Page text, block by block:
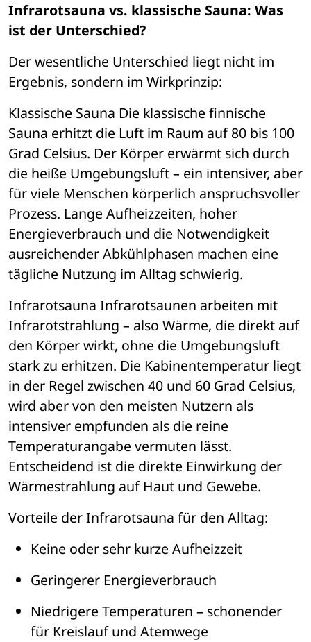
Infrarotsauna vs. klassische Sauna: Was
ist der Unterschied?
Der wesentliche Unterschied liegt nicht im
Ergebnis, sondern im Wirkprinzip:
Klassische Sauna Die klassische finnische
Sauna erhitzt die Luft im Raum auf 80 bis 100
Grad Celsius. Der Körper erwärmt sich durch
die heiße Umgebungsluft – ein intensiver, aber
für viele Menschen körperlich anspruchsvoller
Prozess. Lange Aufheizzeiten, hoher
Energieverbrauch und die Notwendigkeit
ausreichender Abkühlphasen machen eine
tägliche Nutzung im Alltag schwierig.
Infrarotsauna Infrarotsaunen arbeiten mit
Infrarotstrahlung – also Wärme, die direkt auf
den Körper wirkt, ohne die Umgebungsluft
stark zu erhitzen. Die Kabinentemperatur liegt
in der Regel zwischen 40 und 60 Grad Celsius,
wird aber von den meisten Nutzern als
intensiver empfunden als die reine
Temperaturangabe vermuten lässt.
Entscheidend ist die direkte Einwirkung der
Wärmestrahlung auf Haut und Gewebe.
Vorteile der Infrarotsauna für den Alltag:
Keine oder sehr kurze Aufheizzeit
Geringerer Energieverbrauch
Niedrigere Temperaturen – schonender
für Kreislauf und Atemwege